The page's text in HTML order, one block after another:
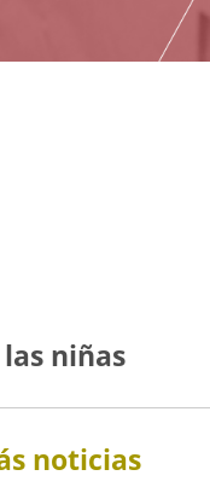
niñas
noticias